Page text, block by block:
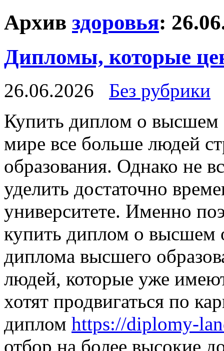
Архив здоровья:
Дипломы, которые
26.06.2026
Без рубрики
Купить диплoм o высшeм
мире все больше людей
образования. Однако не
уделить достаточно
университете. Именно
купить диплом о высшем
диплома высшего
людей, которые уже
хотят продвигаться по
диплом https://diplomy-
отбор на более высокие